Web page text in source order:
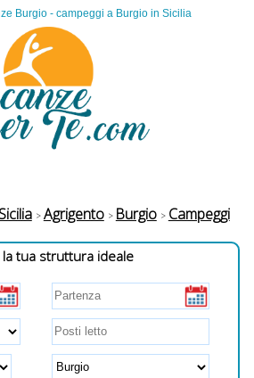
Burgio - campeggi a Burgio in Sicilia
Sicilia Agrigento Burgio Campeggi
la tua struttura ideale